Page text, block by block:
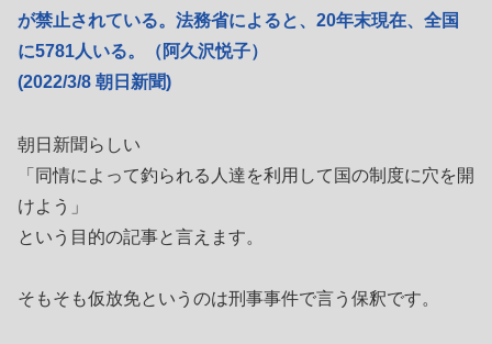
が禁止されている。法務省によると、20年末現在、全国
に5781人いる。（阿久沢悦子）
(2022/3/8 朝日新聞)
朝日新聞らしい
「同情によって釣られる人達を利用して国の制度に穴を開
けよう」
という目的の記事と言えます。
そもそも仮放免というのは刑事事件で言う保釈です。